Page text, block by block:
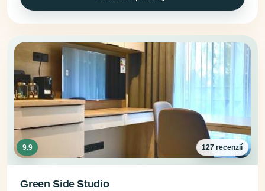
9.9 127 recenzií
Green Side Studio